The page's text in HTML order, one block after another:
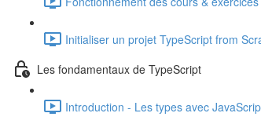
Initialiser un projet TypeScript from
Les fondamentaux de TypeScript
Introduction - Les types avec